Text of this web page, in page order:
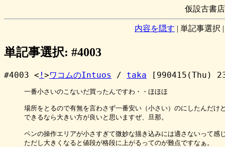
仮設古書店
内容を隠す | 単記事選択
単記事選択: #4003
#4003 < ! >ワコムのIntuos / taka [990415(Thu)
一番小さいのこないだ買ったんですわ・・ほほほ
場所をとるので有無を言わさず一番安い（小さい）のにしたんだけ
できるなら大きい方が良いと思いますぜ、旦那。
ペンの操作エリアが小さすぎて微妙な描き込みには適さないって感
ただし大きくなると値段が格段に上がるってのが難点ですなぁ。